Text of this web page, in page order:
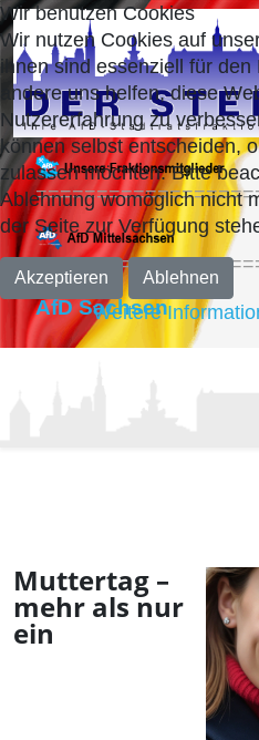
AfD Sachsen
Muttertag –
mehr als nur
ein
Wir benutzen Cookies
Wir nutzen Cookies auf
ihnen sind essenziell für
andere uns helfen, diese
Nutzererfahrung zu
können selbst entscheiden,
zulassen möchten. Bitte
Ablehnung womöglich nicht
der Seite zur Verfügung
Akzeptieren Ablehnen
Weitere